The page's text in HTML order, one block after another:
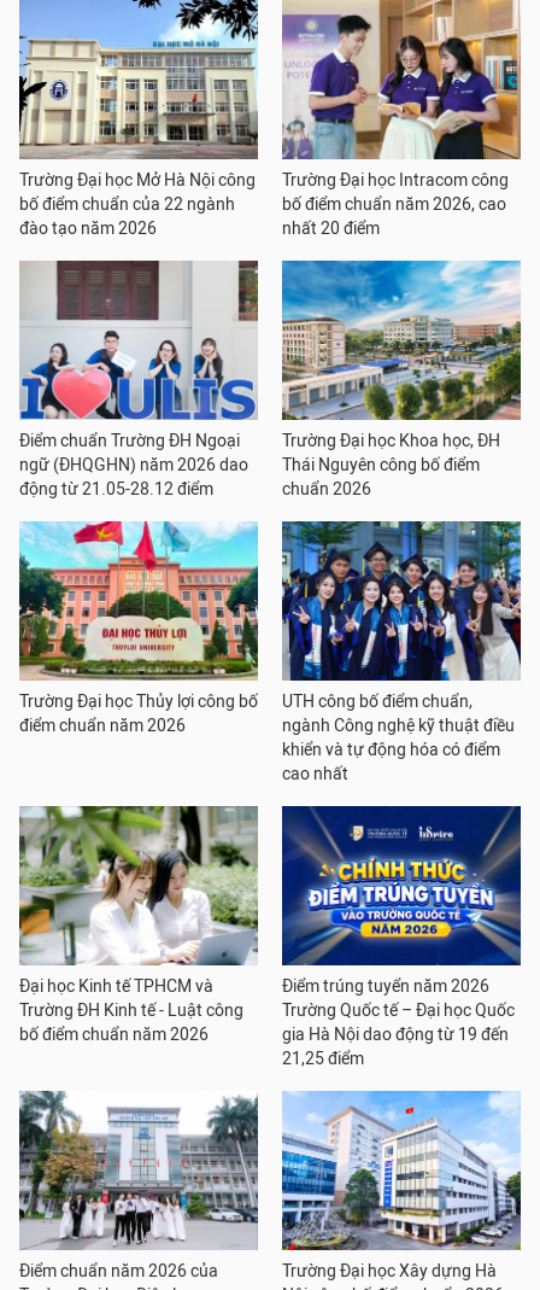
Trường Đại học Mở Hà Nội công
bố điểm chuẩn của 22 ngành
đào tạo năm 2026
Trường Đại học Intracom công
bố điểm chuẩn năm 2026, cao
nhất 20 điểm
Điểm chuẩn Trường ĐH Ngoại
ngữ (ĐHQGHN) năm 2026 dao
động từ 21.05-28.12 điểm
Trường Đại học Khoa học, ĐH
Thái Nguyên công bố điểm
chuẩn 2026
Trường Đại học Thủy lợi công bố
điểm chuẩn năm 2026
UTH công bố điểm chuẩn,
ngành Công nghệ kỹ thuật điều
khiển và tự động hóa có điểm
cao nhất
Đại học Kinh tế TPHCM và
Trường ĐH Kinh tế - Luật công
bố điểm chuẩn năm 2026
Điểm trúng tuyển năm 2026
Trường Quốc tế – Đại học Quốc
gia Hà Nội dao động từ 19 đến
21,25 điểm
Điểm chuẩn năm 2026 của
Trường Đại học Xây dựng Hà